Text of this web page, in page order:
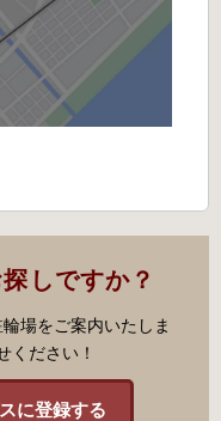
しですか？
場をご案内いたしま
ください！
に登録する